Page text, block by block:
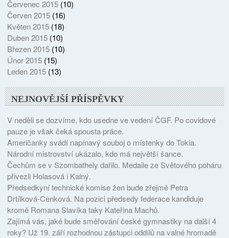
Červenec 2015(10)
Červen 2015(16)
Květen 2015(18)
Duben 2015(10)
Březen 2015(10)
Únor 2015(15)
Leden 2015(13)
NEJNOVĚJŠÍ PŘÍSPĚVKY
V neděli se dozvíme, kdo usedne ve vedení ČGF. Po covidové
pauze je však čeká spousta práce.
Američanky svádí napínavý souboj o místenky do Tokia.
Národní mistrovství ukázalo, kdo má největší šance.
Čechům se v Szombathely dařilo. Medaile ze Světového poháru
přivezli Holasová i Kalný.
Předsedkyní technické komise žen bude zřejmě Petra
Drtílková-Cenková. Na pozici předsedy federace kandiduje
kromě Romana Slavíka taky Kateřina Machů.
Zajímá vás, jaké bude směřování české gymnastiky na další 4
roky? Už 19. září rozhodnou zástupci oddílů na valné hromadě